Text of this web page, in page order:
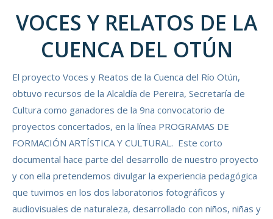
VOCES Y RELATOS DE LA
CUENCA DEL OTÚN
El proyecto Voces y Reatos de la Cuenca del Río Otún,
obtuvo recursos de la Alcaldía de Pereira, Secretaría de
Cultura como ganadores de la 9na convocatorio de
proyectos concertados, en la línea PROGRAMAS DE
FORMACIÓN ARTÍSTICA Y CULTURAL. Este corto
documental hace parte del desarrollo de nuestro proyecto
y con ella pretendemos divulgar la experiencia pedagógica
que tuvimos en los dos laboratorios fotográficos y
audiovisuales de naturaleza, desarrollado con niños, niñas y